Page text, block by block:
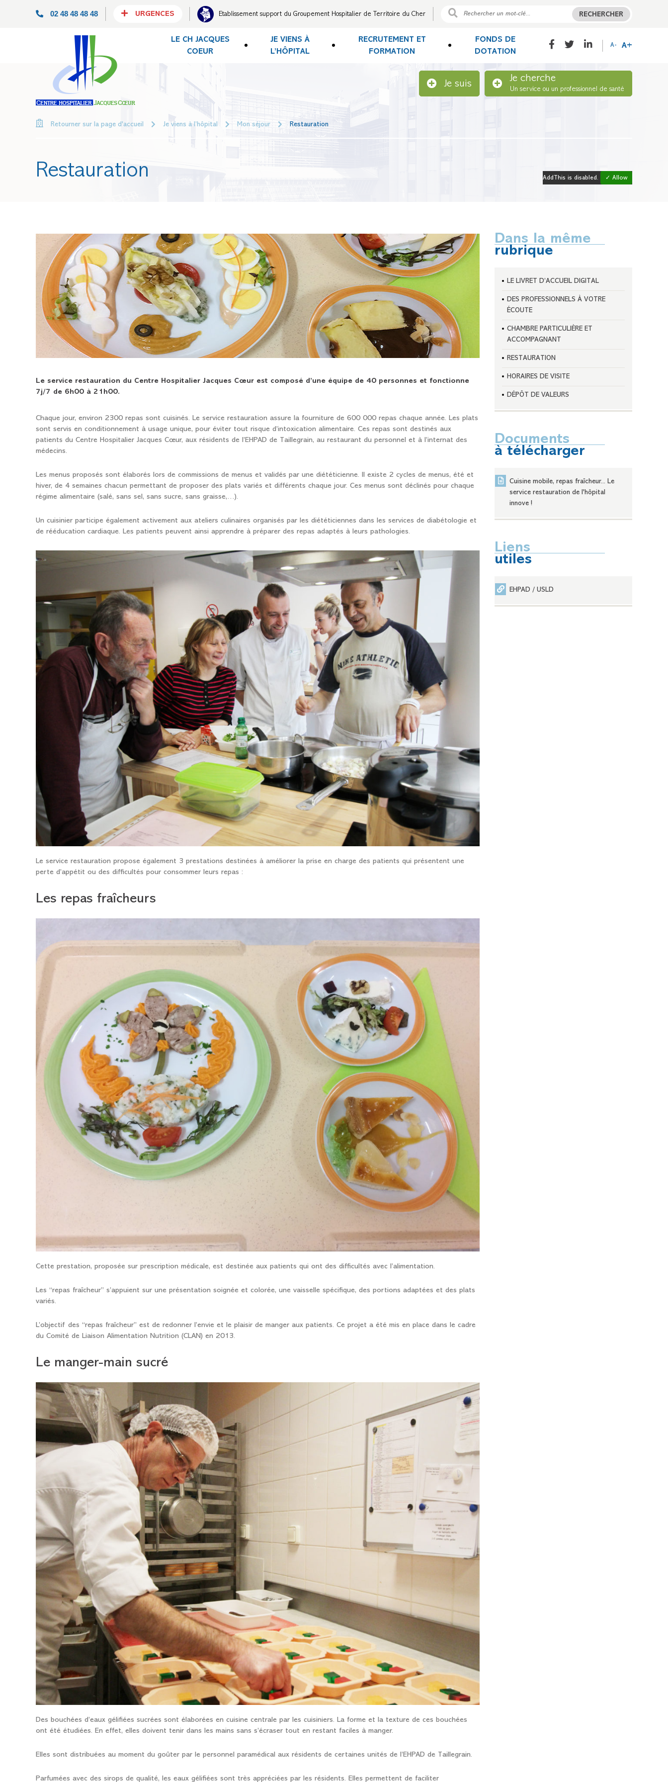
02 48 48 48 48 URGENCES Etablissement support du Groupement Hospitalier de Territoire du Cher RECHERCHER
LE CH JACQUES
COEUR
JE VIENS À
L’HÔPITAL
RECRUTEMENT ET
FORMATION
FONDS DE
DOTATION
A- A+
Je suis
Je cherche
Un service ou un professionnel de santé
Retourner sur la page d'accueil Je viens à l’hôpital Mon séjour Restauration
Restauration AddThis is disabled. ✓ Allow
Le service restauration du Centre Hospitalier Jacques Cœur est composé d’une équipe de 40 personnes et fonctionne
7j/7 de 6h00 à 21h00.
Chaque jour, environ 2300 repas sont cuisinés. Le service restauration assure la fourniture de 600 000 repas chaque année. Les plats
sont servis en conditionnement à usage unique, pour éviter tout risque d’intoxication alimentaire. Ces repas sont destinés aux
patients du Centre Hospitalier Jacques Cœur, aux résidents de l’EHPAD de Taillegrain, au restaurant du personnel et à l’internat des
médecins.
Les menus proposés sont élaborés lors de commissions de menus et validés par une diététicienne. Il existe 2 cycles de menus, été et
hiver, de 4 semaines chacun permettant de proposer des plats variés et différents chaque jour. Ces menus sont déclinés pour chaque
régime alimentaire (salé, sans sel, sans sucre, sans graisse,…).
Un cuisinier participe également activement aux ateliers culinaires organisés par les diététiciennes dans les services de diabétologie et
de rééducation cardiaque. Les patients peuvent ainsi apprendre à préparer des repas adaptés à leurs pathologies.
Le service restauration propose également 3 prestations destinées à améliorer la prise en charge des patients qui présentent une
perte d’appétit ou des difficultés pour consommer leurs repas :
Les repas fraîcheurs
Cette prestation, proposée sur prescription médicale, est destinée aux patients qui ont des difficultés avec l’alimentation.
Les “repas fraîcheur” s’appuient sur une présentation soignée et colorée, une vaisselle spécifique, des portions adaptées et des plats
variés.
L’objectif des “repas fraîcheur” est de redonner l’envie et le plaisir de manger aux patients. Ce projet a été mis en place dans le cadre
du Comité de Liaison Alimentation Nutrition (CLAN) en 2013.
Le manger-main sucré
Des bouchées d’eaux gélifiées sucrées sont élaborées en cuisine centrale par les cuisiniers. La forme et la texture de ces bouchées
ont été étudiées. En effet, elles doivent tenir dans les mains sans s’écraser tout en restant faciles à manger.
Elles sont distribuées au moment du goûter par le personnel paramédical aux résidents de certaines unités de l’EHPAD de Taillegrain.
Parfumées avec des sirops de qualité, les eaux gélifiées sont très appréciées par les résidents. Elles permettent de faciliter
Dans la même
rubrique
LE LIVRET D’ACCUEIL DIGITAL
DES PROFESSIONNELS À VOTRE
ÉCOUTE
CHAMBRE PARTICULIÈRE ET
ACCOMPAGNANT
RESTAURATION
HORAIRES DE VISITE
DÉPÔT DE VALEURS
Documents
à télécharger
Cuisine mobile, repas fraîcheur... Le
service restauration de l'hôpital
innove !
Liens
utiles
EHPAD / USLD